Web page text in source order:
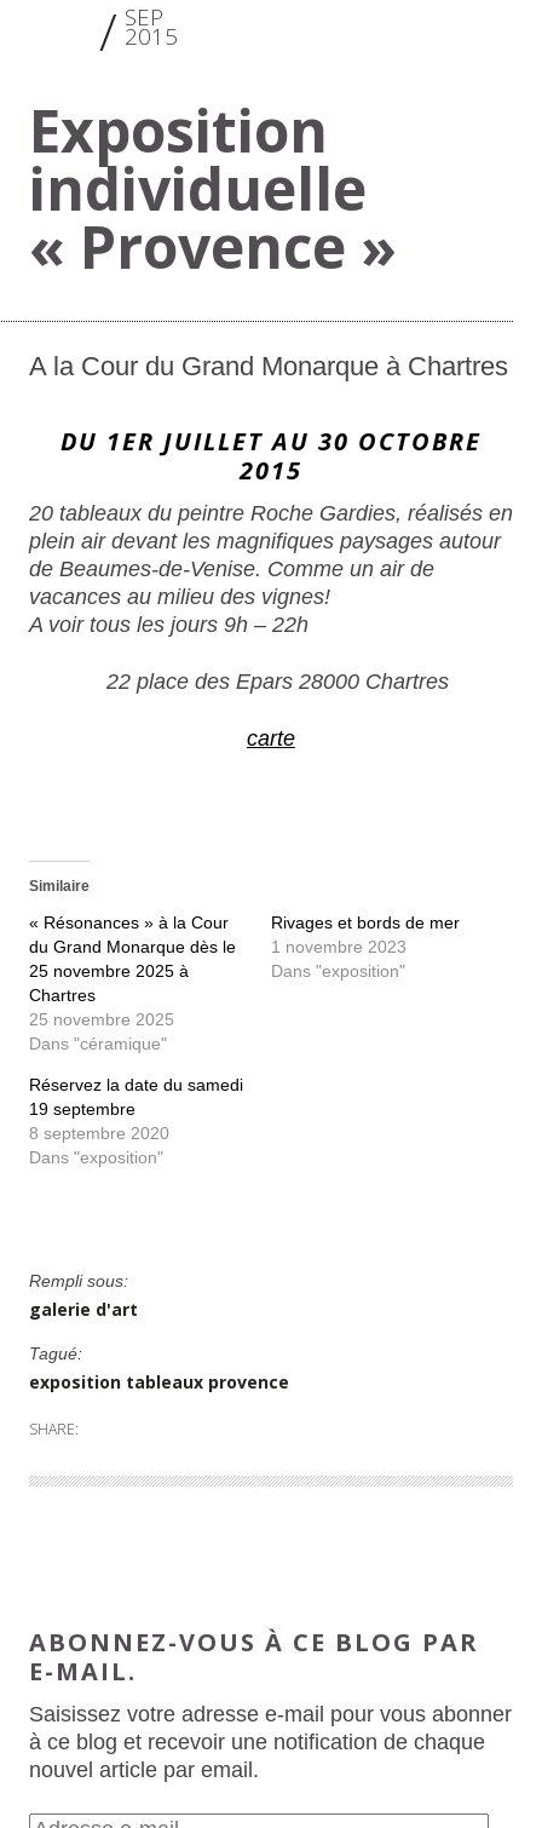
SEP
2015
Exposition
individuelle
« Provence »
A la Cour du Grand Monarque à Chartres
DU 1ER JUILLET AU 30 OCTOBRE
2015
20 tableaux du peintre Roche Gardies, réalisés en
plein air devant les magnifiques paysages autour
de Beaumes-de-Venise. Comme un air de
vacances au milieu des vignes!
A voir tous les jours 9h – 22h
22 place des Epars 28000 Chartres
carte
Similaire
« Résonances » à la Cour
du Grand Monarque dès le
25 novembre 2025 à
Chartres
25 novembre 2025
Dans "céramique"
Rivages et bords de mer
1 novembre 2023
Dans "exposition"
Réservez la date du samedi
19 septembre
8 septembre 2020
Dans "exposition"
Rempli sous:
galerie d'art
Tagué:
exposition tableaux provence
SHARE:
ABONNEZ-VOUS À CE BLOG PAR
E-MAIL.
Saisissez votre adresse e-mail pour vous abonner
à ce blog et recevoir une notification de chaque
nouvel article par email.